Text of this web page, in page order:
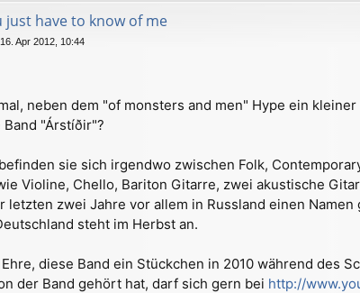
just have to know of me
Apr 2012, 10:44
neben dem "of monsters and men" Hype ein
"Árstíðir"?
sie sich irgendwo zwischen Folk,
Violine, Chello, Bariton Gitarre, zwei akustische
letzten zwei Jahre vor allem in Russland einen
steht im Herbst an.
diese Band ein Stückchen in 2010 während des
der Band gehört hat, darf sich gern bei http://